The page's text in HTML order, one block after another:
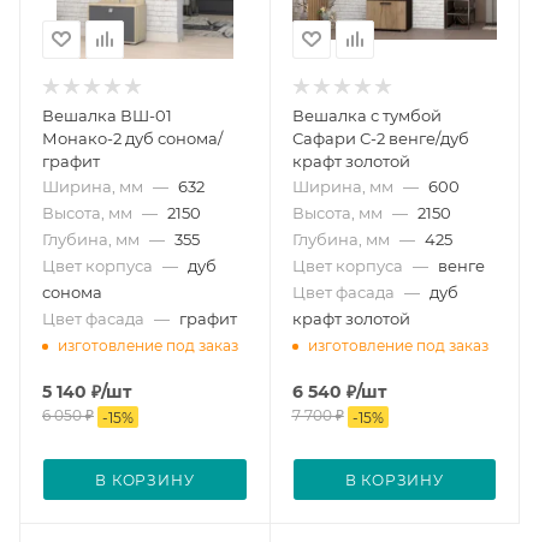
Вешалка ВШ-01
Монако-2 дуб сонома/
графит
Ширина, мм — 632
Высота, мм — 2150
Глубина, мм — 355
Цвет корпуса — дуб
сонома
Цвет фасада — графит
изготовление под заказ
5 140 ₽/шт
6 050₽ -15%
В КОРЗИНУ
Вешалка с тумбой
Сафари С-2 венге/дуб
крафт золотой
Ширина, мм — 600
Высота, мм — 2150
Глубина, мм — 425
Цвет корпуса — венге
Цвет фасада — дуб
крафт золотой
изготовление под заказ
6 540 ₽/шт
7 700₽ -15%
В КОРЗИНУ